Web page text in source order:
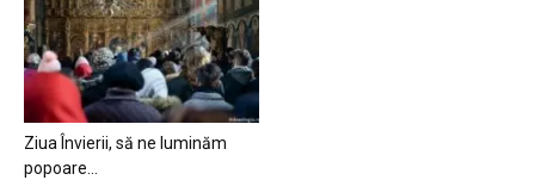
Ziua Învierii, să ne luminăm
popoare…